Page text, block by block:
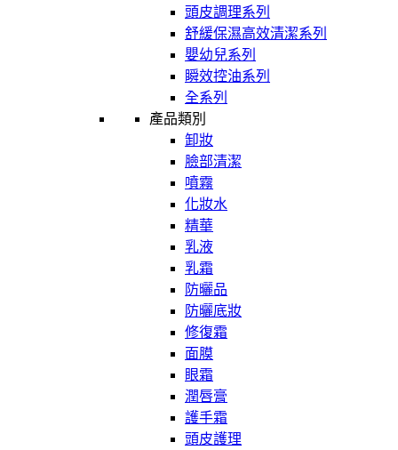
頭皮調理系列
舒緩保濕高效清潔系列
嬰幼兒系列
瞬效控油系列
全系列
產品類別
卸妝
臉部清潔
噴霧
化妝水
精華
乳液
乳霜
防曬品
防曬底妝
修復霜
面膜
眼霜
潤唇膏
護手霜
頭皮護理